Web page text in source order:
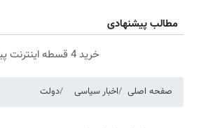
مطالب پیشنهادی
خرید 4 قسطه اینترنت پیشگامان ☎️ بدون نیاز به تلفن
صفحه اصلی اخبار سیاسی دولت